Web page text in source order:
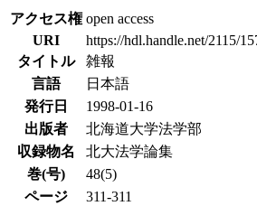
アクセス権 open access
URI
https://hdl.handle.net/2115/
タイトル
雑報
言語
日本語
発行日
1998-01-16
出版者
北海道大学法学部
収録物名
北大法学論集
巻(号)
48(5)
ページ
311-311